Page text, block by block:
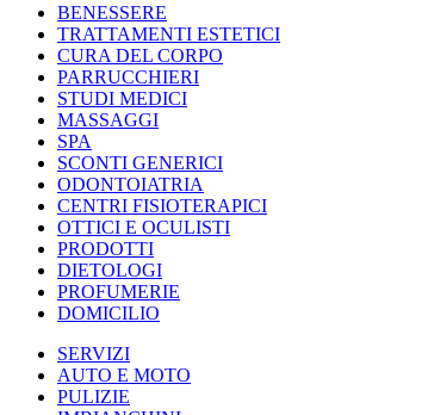
BENESSERE
TRATTAMENTI ESTETICI
CURA DEL CORPO
PARRUCCHIERI
STUDI MEDICI
MASSAGGI
SPA
SCONTI GENERICI
ODONTOIATRIA
CENTRI FISIOTERAPICI
OTTICI E OCULISTI
PRODOTTI
DIETOLOGI
PROFUMERIE
DOMICILIO
SERVIZI
AUTO E MOTO
PULIZIE